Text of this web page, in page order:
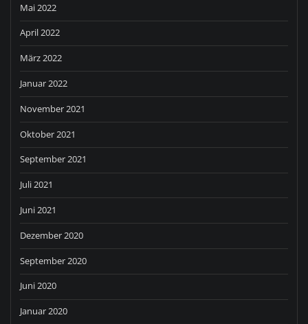
Mai 2022
April 2022
März 2022
Januar 2022
November 2021
Oktober 2021
September 2021
Juli 2021
Juni 2021
Dezember 2020
September 2020
Juni 2020
Januar 2020